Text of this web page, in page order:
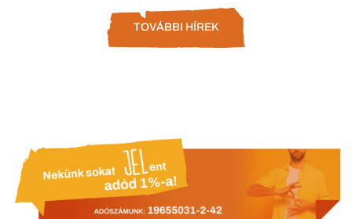
TOVÁBBI HÍREK